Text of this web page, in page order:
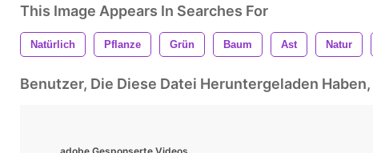
This Image Appears In Searches For
Natürlich Pflanze Grün Baum Ast Natur
Benutzer, Die Diese Datei Heruntergeladen